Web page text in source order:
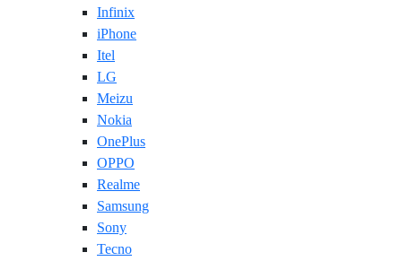
Infinix
iPhone
Itel
LG
Meizu
Nokia
OnePlus
OPPO
Realme
Samsung
Sony
Tecno